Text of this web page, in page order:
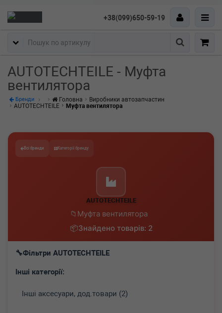
+38(099)650-59-19
Пошук
AUTOTECHTEILE - Муфта
вентилятора
Бренди Головна
Виробники автозапчастин
AUTOTECHTEILE
Муфта вентилятора
Всі бренди Категорії бренду
AUTOTECHTEILE
Муфта вентилятора
Знайдено товарів: 2
Фільтри AUTOTECHTEILE
Інші категорії:
Інші аксесуари, дод.товари (2)